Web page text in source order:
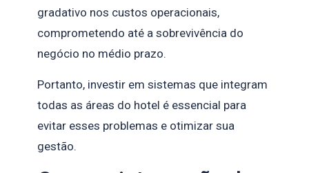
gradativo nos custos operacionais,
comprometendo até a sobrevivência do
negócio no médio prazo.
Portanto, investir em sistemas que integram
todas as áreas do hotel é essencial para
evitar esses problemas e otimizar sua
gestão.